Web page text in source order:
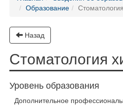
Образование
Назад
Стоматология
Уровень образования
Дополнительное